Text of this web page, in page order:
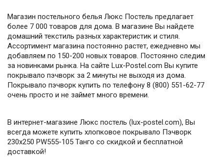
Магазин постельного белья Люкс Постель предлагает
более 7 000 товаров для дома. В магазине Вы найдете
домашний текстиль разных характеристик и стиля.
Ассортимент магазина постоянно растет, ежедневно мы
добавляем по 150-200 новых товаров. Постоянно следим
за новинками рынка. На сайте Lux-Postel.com Вы купите
покрывало пэчворк за 2 минуты не выходя из дома.
Покрывало пэчворк купить по телефону 8 (800) 551-62-77
очень просто и не займет много времени.
В интернет-магазине Люкс постель (lux-postel.com), Вы
всегда можете купить хлопковое покрывало Пэчворк
230х250 PW555-105 Танго со скидкой и бесплатной
доставкой!